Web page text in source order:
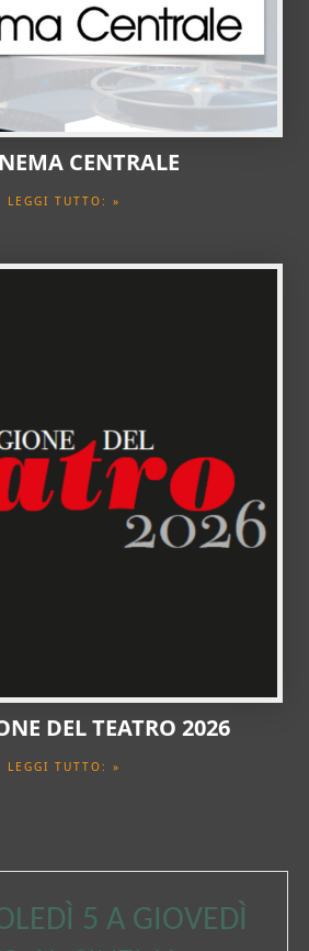
CENTRALE
LEGGI TUTTO: »
DEL TEATRO 2026
LEGGI TUTTO: »
5 A GIOVEDÌ